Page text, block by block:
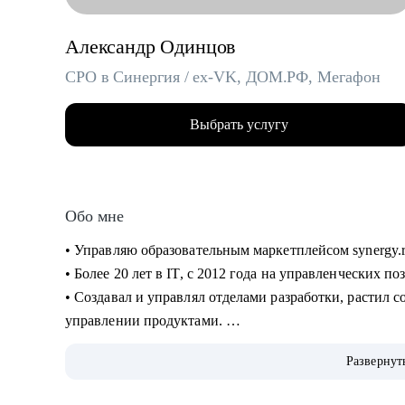
Александр Одинцов
CPO в Синергия / ex-VK, ДОМ.РФ, Мегафон
Выбрать услугу
Обо мне
• Управляю образовательным маркетплейсом
• Более 20 лет в IT, c 2012 года на управленческих
• Создавал и управлял отделами разработки, растил
управлении продуктами.
• Развивал метрики в b2c продуктах: DAU (до